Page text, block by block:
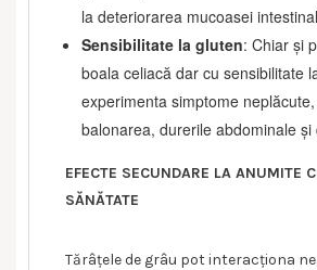
la deteriorarea mucoasei
Sensibilitate la gluten: Chiar și
boala celiacă dar cu sensibilitate
experimenta simptome
balonarea, durerile abdominale și
EFECTE SECUNDARE LA ANUMITE
SĂNĂTATE
Tărâțele de grâu pot interacționa